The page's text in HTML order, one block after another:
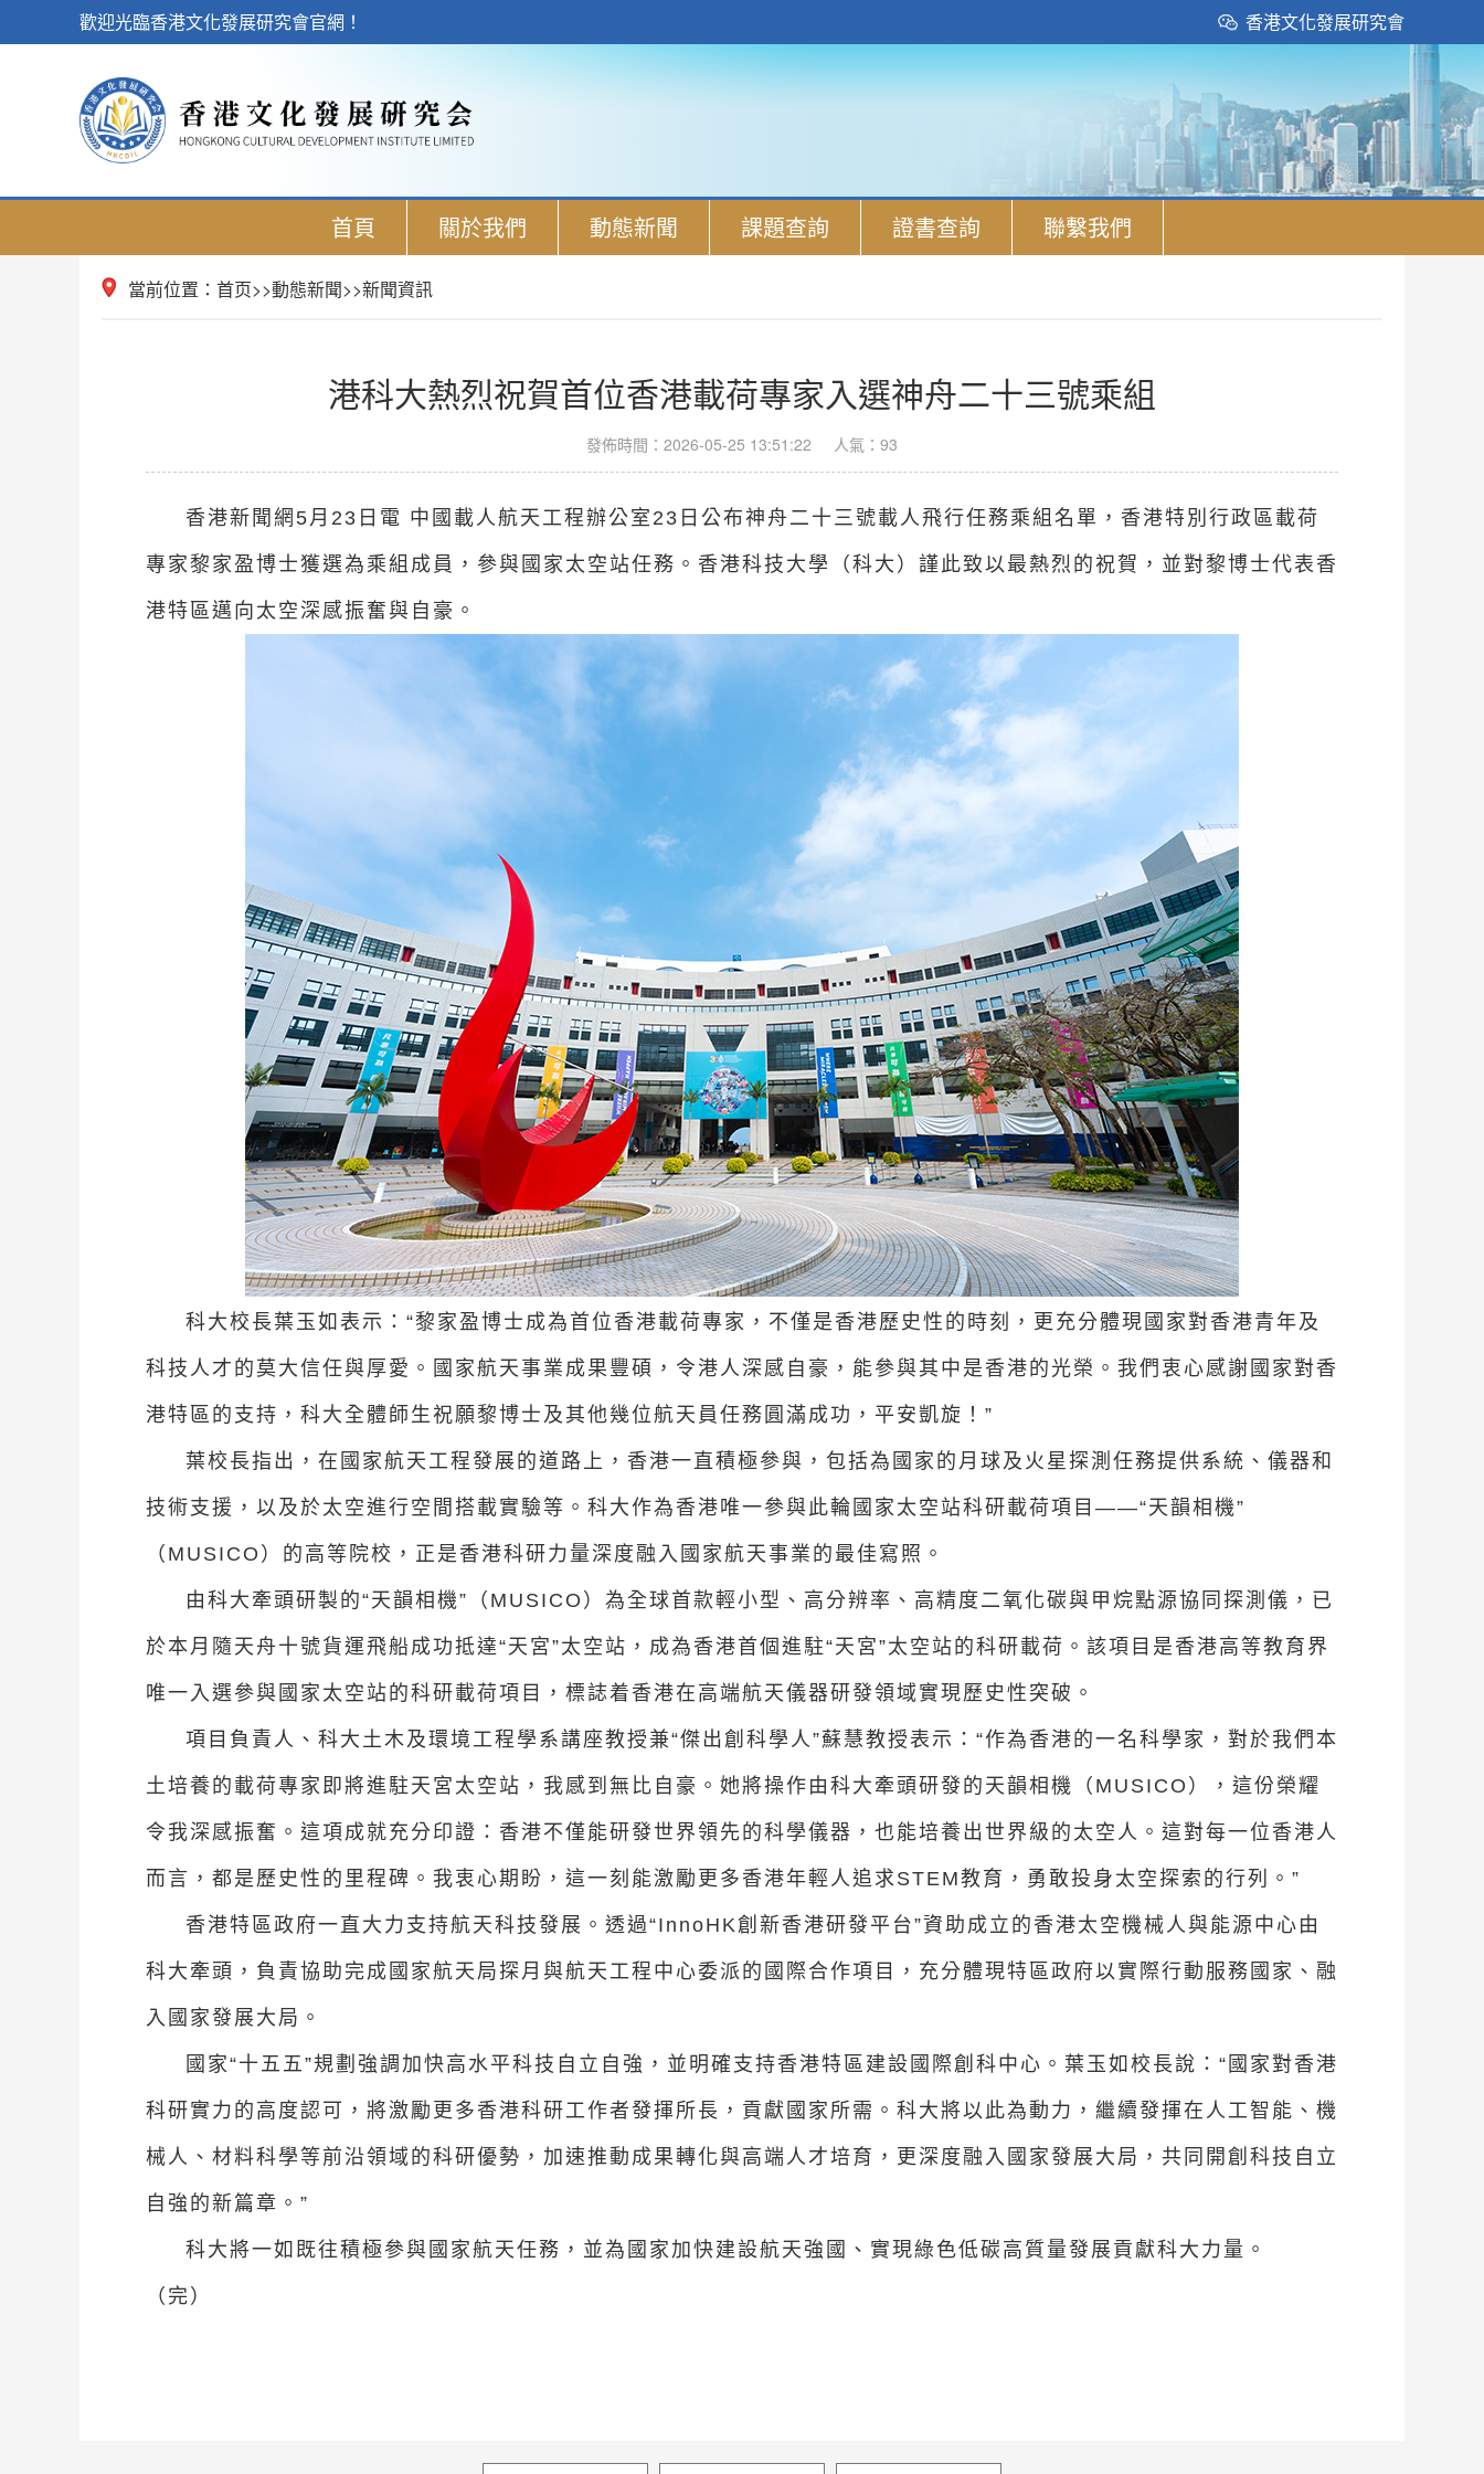
香港文化發展研究會
歡迎光臨香港文化發展研究會官網！
首頁 關於我們 動態新聞 課題查詢 證書查詢 聯繫我們
當前位置： 首页>>動態新聞>>新聞資訊
港科大熱烈祝賀首位香港載荷專家入選神舟二十三號乘組
發佈時間：2026-05-25 13:51:22 人氣：93
香港新聞網5月23日電 中國載人航天工程辦公室23日公布神舟二十三號載人飛行任務乘組名單，香港特別行政區載荷
專家黎家盈博士獲選為乘組成員，參與國家太空站任務。香港科技大學（科大）謹此致以最熱烈的祝賀，並對黎博士代表香
港特區邁向太空深感振奮與自豪。
科大校長葉玉如表示：“黎家盈博士成為首位香港載荷專家，不僅是香港歷史性的時刻，更充分體現國家對香港青年及
科技人才的莫大信任與厚愛。國家航天事業成果豐碩，令港人深感自豪，能參與其中是香港的光榮。我們衷心感謝國家對香
港特區的支持，科大全體師生祝願黎博士及其他幾位航天員任務圓滿成功，平安凱旋！”
葉校長指出，在國家航天工程發展的道路上，香港一直積極參與，包括為國家的月球及火星探測任務提供系統、儀器和
技術支援，以及於太空進行空間搭載實驗等。科大作為香港唯一參與此輪國家太空站科研載荷項目——“天韻相機”
（MUSICO）的高等院校，正是香港科研力量深度融入國家航天事業的最佳寫照。
由科大牽頭研製的“天韻相機”（MUSICO）為全球首款輕小型、高分辨率、高精度二氧化碳與甲烷點源協同探測儀，已
於本月隨天舟十號貨運飛船成功抵達“天宮”太空站，成為香港首個進駐“天宮”太空站的科研載荷。該項目是香港高等教育界
唯一入選參與國家太空站的科研載荷項目，標誌着香港在高端航天儀器研發領域實現歷史性突破。
項目負責人、科大土木及環境工程學系講座教授兼“傑出創科學人”蘇慧教授表示：“作為香港的一名科學家，對於我們本
土培養的載荷專家即將進駐天宮太空站，我感到無比自豪。她將操作由科大牽頭研發的天韻相機（MUSICO），這份榮耀
令我深感振奮。這項成就充分印證：香港不僅能研發世界領先的科學儀器，也能培養出世界級的太空人。這對每一位香港人
而言，都是歷史性的里程碑。我衷心期盼，這一刻能激勵更多香港年輕人追求STEM教育，勇敢投身太空探索的行列。”
香港特區政府一直大力支持航天科技發展。透過“InnoHK創新香港研發平台”資助成立的香港太空機械人與能源中心由
科大牽頭，負責協助完成國家航天局探月與航天工程中心委派的國際合作項目，充分體現特區政府以實際行動服務國家、融
入國家發展大局。
國家“十五五”規劃強調加快高水平科技自立自強，並明確支持香港特區建設國際創科中心。葉玉如校長說：“國家對香港
科研實力的高度認可，將激勵更多香港科研工作者發揮所長，貢獻國家所需。科大將以此為動力，繼續發揮在人工智能、機
械人、材料科學等前沿領域的科研優勢，加速推動成果轉化與高端人才培育，更深度融入國家發展大局，共同開創科技自立
自強的新篇章。”
科大將一如既往積極參與國家航天任務，並為國家加快建設航天強國、實現綠色低碳高質量發展貢獻科大力量。
（完）